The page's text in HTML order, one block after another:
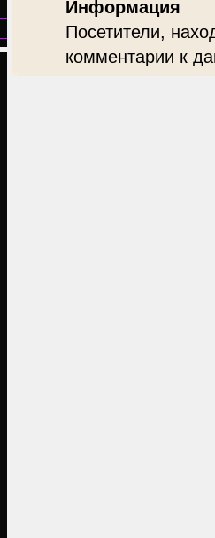
Информация
Посетители,
комментарии к